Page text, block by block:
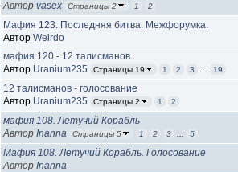
Автор vasex Страницы 2 1 2
Мафия 123. Последняя битва. Межфорумка.
Автор Weirdo
мафия 120 - 12 талисманов
Автор Uranium235 Страницы 19 1 2 3 19
12 талисманов - голосование
Автор Uranium235 Страницы 2 1 2
мафия 108. Летучий Корабль
Автор Inanna Страницы 5 1 2 3 5
Мафия 108. Летучий Корабль. Голосование
Автор Inanna